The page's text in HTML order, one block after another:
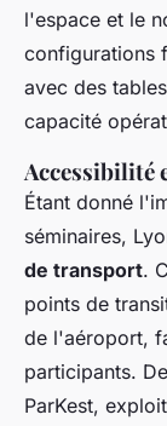
l'espace et le
configurations
avec des
capacité
Accessibilité
Étant donné
séminaires,
de transport.
points de
de l'aéroport,
participants.
ParKest,